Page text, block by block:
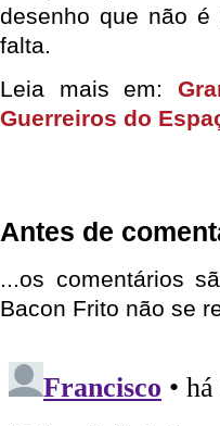
desenho que não
falta.
Leia mais em:
Guerreiros do
Antes de
...os comentários
Bacon Frito não se